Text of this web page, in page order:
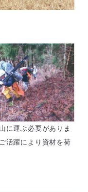
に運ぶ必要がありま
活躍により資材を荷